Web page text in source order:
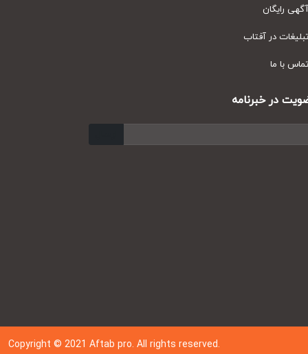
رایگان
در آفتاب
با ما
در خبرنامه
Copyright © 202 1Aftab pro. All rights reserved.